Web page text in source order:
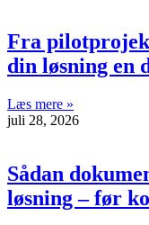
Fra
din løsning en
Læs mere »
juli 28, 2026
Sådan
løsning – før